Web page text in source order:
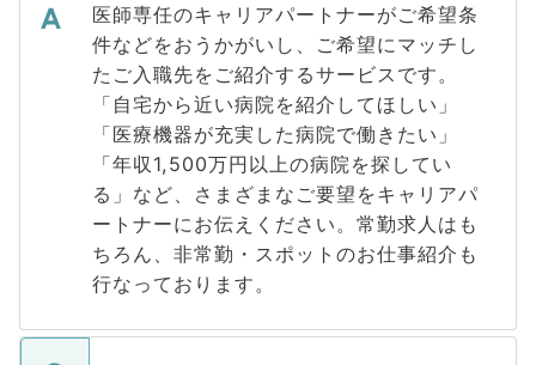
医師専任のキャリアパートナーがご希望条
件などをおうかがいし、ご希望にマッチし
たご入職先をご紹介するサービスです。
「自宅から近い病院を紹介してほしい」
「医療機器が充実した病院で働きたい」
「年収1,500万円以上の病院を探してい
る」など、さまざまなご要望をキャリアパ
ートナーにお伝えください。常勤求人はも
ちろん、非常勤・スポットのお仕事紹介も
行なっております。